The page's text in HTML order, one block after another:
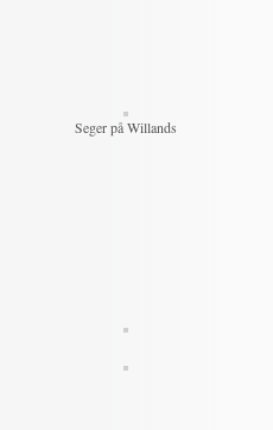
Seger på Willands